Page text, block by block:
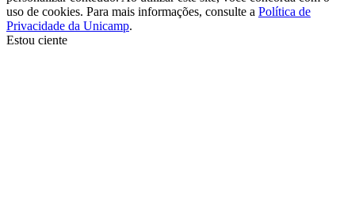
uso de cookies. Para mais informações, consulte a Política de
Privacidade da Unicamp.
Estou ciente